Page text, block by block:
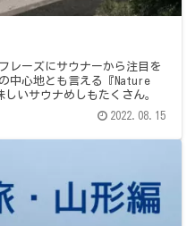
レーズにサウナーから注目を
中心地とも言える『Nature
いサウナめしもたくさん。
2022.08.15